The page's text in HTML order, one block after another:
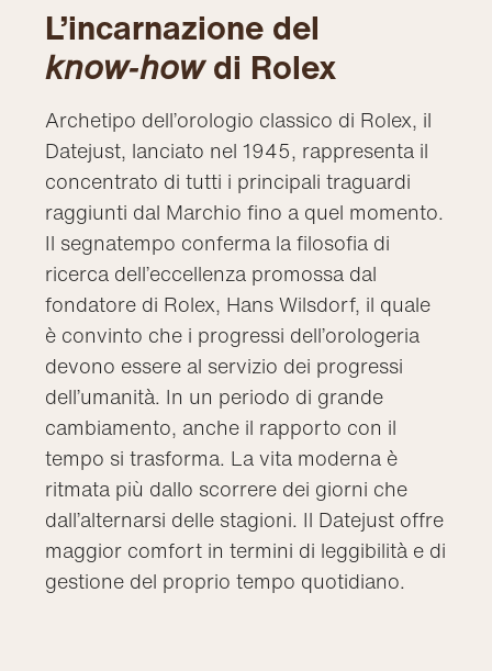
L’incarnazione del
know‑howdi Rolex
Archetipo dell’orologio classico di Rolex, il
Datejust, lanciato nel 1945, rappresenta il
concentrato di tutti i principali traguardi
raggiunti dal Marchio fino a quel momento.
Il segnatempo conferma la filosofia di
ricerca dell’eccellenza promossa dal
fondatore di Rolex, Hans Wilsdorf, il quale
è convinto che i progressi dell’orologeria
devono essere al servizio dei progressi
dell’umanità. In un periodo di grande
cambiamento, anche il rapporto con il
tempo si trasforma. La vita moderna è
ritmata più dallo scorrere dei giorni che
dall’alternarsi delle stagioni. Il Datejust offre
maggior comfort in termini di leggibilità e di
gestione del proprio tempo quotidiano.